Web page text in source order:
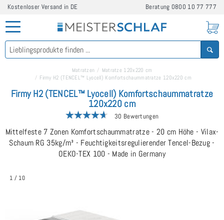
Kostenloser Versand in DE Beratung 0800 10 77 777
Matratzen
Matratze 120x220 cm
Firmy H2 (TENCEL™ Lyocell) Komfortschaummatratze 120x220 cm
Firmy H2 (TENCEL™ Lyocell) Komfortschaummatratze
120x220 cm
30 Bewertungen
Mittelfeste 7 Zonen Komfortschaummatratze - 20 cm Höhe - Vilax-
Schaum RG 35kg/m³ - Feuchtigkeitsregulierender Tencel-Bezug -
OEKO-TEX 100 - Made in Germany
1 / 10